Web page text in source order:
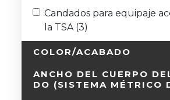
Candados para equipaje
la TSA (3)
COLOR/ACABADO
ANCHO DEL CUERPO
DO (SISTEMA MÉTRICO